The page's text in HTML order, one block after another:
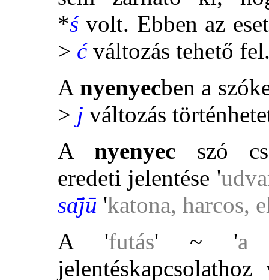
*śvolt. Ebben az
> ćváltozás tehető
A nyenyecben a
> j változás
A nyenyec szó
eredeti jelentése '
sɑ̄jū 'katona, harcos,
A 'futás' ~ 'a